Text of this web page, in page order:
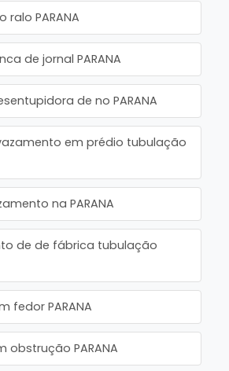
PARANA
de jornal PARANA
de no PARANA
em prédio tubulação
na PARANA
de de fábrica tubulação
fedor PARANA
obstrução PARANA